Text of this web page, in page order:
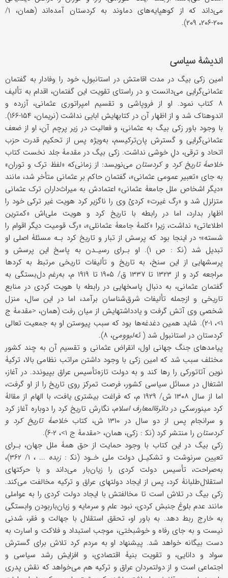
می‌داند که از کوهپایه‌های دماوند به کردستان آمده‌اند (همان، ۱/
۲۰۰-۲۰۶، ۲۰۹).
اندیشۀ سیاسی
امین زکی بیگ در مدت اقامتش در استانبول، خود را وفادار به گفتمان
عثمانی‌گرایی می‌دانست و در راستای تقویت این گفتمان، اقدام به تألیف
۸ کتاب نمود. او از فروپاشی و تقسیم امپراتوری عثمانی، آزرده و
اندوهناک شد و از اظهار آن در کتابهایش ابایی نداشت (نریمان، ۱۵۴-۱۶۶).
با وجود باور زکی بیگ به عثمانی، و فعالیت در زیر پرچم آن، او از ضعف
عثمانی‌گرایی و گسترش پان‌ترکیسم، به‌ویژه پس از تحکیم قدرت حزب
اتحاد و ترقی، دلِ خوشی نداشت. زکی بیگ در مقدمۀ جلد نخست کتاب
خلاصۀ تاریخ کرد و کردستانمی‌نویسد: از زمانی‌که «لفظ ترک و توران»
به جای «تعبیر عمومی عثمانی»، گفتمان حاکم بر عثمانی متأخر شد، مانند
«دیگر اشخاص ملل جامعۀ عثمانی» اعتمادش به میراث‌داران ترک عثمانی
متزلزل شد و «رگ غیرت» کردیْ‌ وی را ناگزیر کرد هویت غیر ترکی خود را
اظهار بدارد، اما در رابطه با تاریخ کرد و هویت ملی‌اش «کمترین
اطلاعاتی» نداشت، زیرا «کلمۀ جامعۀ عثمانلی»، «رگ قومیت دیگر اقوام را
شسته»؛ در اینجا بود که پرسش از تبار و تاریخ کرد بـه مسئلۀ اصلی او
تبدیل شد (نک‍ : ص ۱). او بـرای رسیـدن به پاسخ این پرسش و
پرسشهایی از این سنخ، به تاریخ و تألیفات تاریخی مرتبط به کردها
مراجعه کرد و از ۱۳۲۳ تا ۱۳۳۷ ق/ ۱۹۰۵ تا ۱۹۱۹ م، به‌رغم دل‌بستگی به
گفتمان عثمانی، به دنبال پاسخهایی در رابطه با هویت کردی در منابع
تاریخی و ازجمله تألیفات شرق‌شناسان برآمد، اما در این سال، منزل
شخصی وی آتش گرفت و یادداشتهایش از میان رفت (همان، <مقدمۀ ج
۱>، ۱-۲). شاید همین دغدغه‌ها بود که سبب پیوستن او به جمعیت تعالی
کردستان در استانبول شد (ئه‌لبوومی، ۸).
پیامدهای جنگ جهانی اول، انقراض عثمانی و تقسیم آن به چند کشور
مختلف سبب شد که امین زکی با وجود داشتن مراتب نظامی بالا، ترکیۀ
نوین آتاتورکی را رها کند و به دولت تازه‌تأسیس عراق بپیوندد. در آغاز،
اشتغال در مسائل سیاسی کشور، فرصت تمرکز روی تاریخ را از او گرفت،
اما از سال ۱۳۰۸ ش/ ۱۹۲۹ م، که فراغت بیشتری یافت، با الهام از مقالۀ
کرد مینورسکی دردائرةالمعارف اسلام، نگارش تاریخ کرد را دوباره آغاز کرد
و سرانجام پس از دو سال در ۱۳۱۰ ش، کتاب
خلاصۀ تاریخ کرد و
کردستان را منتشر کرد (نک‍ : زکی، همان، <مقدمۀ ج ۱>، ۲-۶).
زکی بیگ در این کتاب با وجود حمایت از حق همۀ ملل جهان، بـرای
تعیین سرنوشت و تشکیـل دولت ملی خـود (نک‍ : زبده
... ، ۱/ ۳۶۲)،
به‌صراحت، تأسیس دولت کردی را زیان‌بار می‌داند و با حرکتهای
استقلال‌طلبانۀ کرد، پس از ایجاد دولتهای عراق و ترکیه مخالفت می‌کند.
زکی بیگ در تلاش است تا مخالفتش با ایجاد دولت کردی را به عواملی
مانند عدم بلوغ جنبش کردی، نبود علم و سرمایه و زیان‌باربودن وابستگی
به خارج ربط دهد. به باور او، تحقق استقلال با جهالت و فقر، شدنی
نیست و به جای رفاه و خوشبختی، موجب استبداد و فلاکت و اسارت به
دست بیگانه خواهد شد. پیشنهاد او به مردم کرد تلاش برای گسترش
سواد و دانایی، و تقویت بنیۀ اقتصادی، و افزایش رشد سیاسی و
اجتماعی است و از دولتمردان عراق و ترکیه هم می‌خواهد که نقش پدری